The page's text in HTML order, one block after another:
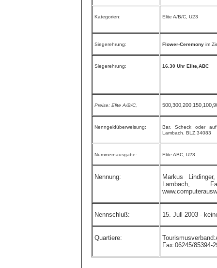
Kategorien: Elite A/B/C, U23
Siegerehrung: Flower-Ceremony im
Siegerehrung: 16.30 Uhr Elite,ABC
Preise: Elite A/B/C,
Nenngeldüberweisung:
Bar, Scheck oder
Lambach. BLZ.34083
Nummernausgabe: Elite ABC, U23
Nennung:
Markus
Lambach,
Nennschluß: 15. Jull 2003 -
Quartiere:
Fax:06245/85394-